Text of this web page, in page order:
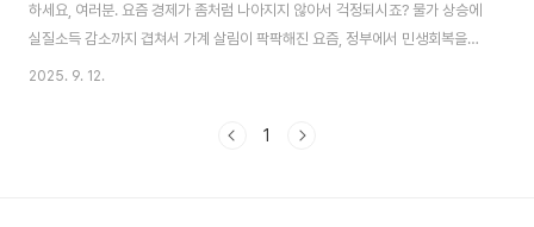
하세요, 여러분. 요즘 경제가 좀처럼 나아지지 않아서 걱정되시죠? 물가 상승에
실질소득 감소까지 겹쳐서 가계 살림이 팍팍해진 요즘, 정부에서 민생회복을
위해 또 한 번 소비쿠폰을 지급한다고 해요. 바로 2차 소비쿠폰이에요. 9월 22
다고 하니, 꽤 기대가 되네요. 저는 이 소식을 접하고 바로 분석해 봤어요. 단순
2025. 9. 12.
1